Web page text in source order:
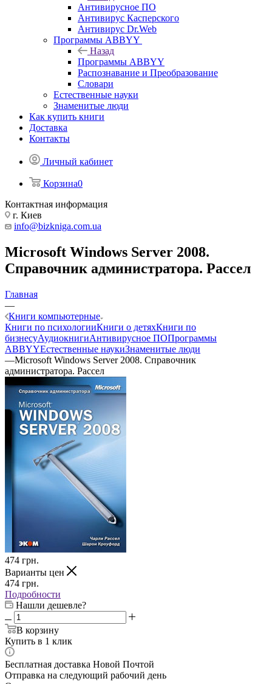
Антивирусное ПО
Антивирус Касперского
Антивирус Dr.Web
Программы ABBYY
Назад
Программы ABBYY
Распознавание и Преобразование
Словари
Естественные науки
Знаменитые люди
Как купить книги
Доставка
Контакты
Личный кабинет
Корзина0
Контактная информация
г. Киев
info@bizkniga.com.ua
Microsoft Windows Server 2008.
Справочник администратора. Рассел
Главная
—
Книги компьютерные
Книги по психологииКниги о детяхКниги по
бизнесуАудиокнигиАнтивирусное ПОПрограммы
ABBYYЕстественные наукиЗнаменитые люди
—Microsoft Windows Server 2008. Справочник
администратора. Рассел
474 грн.
Варианты цен
474 грн.
Подробности
Нашли дешевле?
В корзину
Купить в 1 клик
Бесплатная доставка Новой Почтой
Отправка на следующий рабочий день